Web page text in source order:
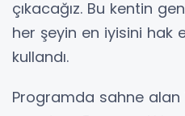
çıkacağız. Bu kentin
her şeyin en iyisini hak
kullandı.
Programda sahne alan